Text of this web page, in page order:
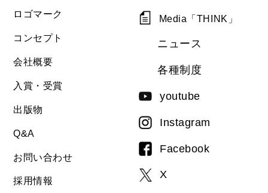
ロゴマーク
コンセプト
会社概要
入賞・受賞
出版物
Q&A
お問い合わせ
採用情報
Media「THINK」
ニュース
各種制度
youtube
Instagram
Facebook
X